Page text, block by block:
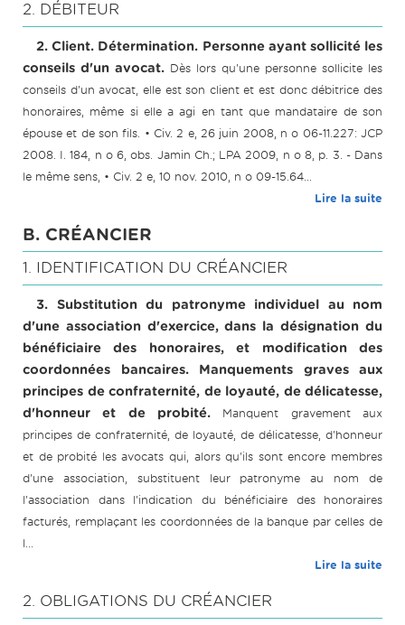
2. DÉBITEUR
2. Client. Détermination. Personne ayant sollicité les
conseils d'un avocat. Dès lors qu'une personne sollicite les
conseils d'un avocat, elle est son client et est donc débitrice des
honoraires, même si elle a agi en tant que mandataire de son
épouse et de son fils. • Civ. 2 e, 26 juin 2008, n o 06-11.227: JCP
2008. I. 184, n o 6, obs. Jamin Ch.; LPA 2009, n o 8, p. 3. - Dans
le même sens, • Civ. 2 e, 10 nov. 2010, n o 09-15.64...
Lire la suite
B. CRÉANCIER
1. IDENTIFICATION DU CRÉANCIER
3. Substitution du patronyme individuel au nom
d'une association d'exercice, dans la désignation du
bénéficiaire des honoraires, et modification des
coordonnées bancaires. Manquements graves aux
principes de confraternité, de loyauté, de délicatesse,
d'honneur et de probité.
Manquent gravement aux
principes de confraternité, de loyauté, de délicatesse, d'honneur
et de probité les avocats qui, alors qu'ils sont encore membres
d'une association, substituent leur patronyme au nom de
l'association dans l'indication du bénéficiaire des honoraires
facturés, remplaçant les coordonnées de la banque par celles de
l...
Lire la suite
2. OBLIGATIONS DU CRÉANCIER